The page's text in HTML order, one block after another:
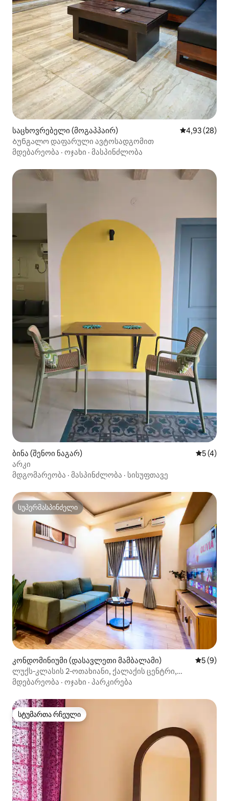
საცხოვრებელი (მოგაპპაირ) საშუალო
4,93 (28)
Ბუნგალო დაფარული ავტოსადგომით
მდებარეობა · ოჯახი · მასპინძლობა
ბინა (შენოი ნაგარ)
5 (4)
არკი
მდგომარეობა · მასპინძლობა · სისუფთავე
სუპერმასპინძელი
სუპერმასპინძელი
კონდომინიუმი (დასავლეთი მამბალამი) საშუალო
5 (9)
ლუქს‑კლასის 2‑ოთახიანი, ქალაქის ცენტრი,
ღირსშესანიშნაობებთან ახლოს, ახალი ბინა
მდებარეობა · ოჯახი · პარკირება
სტუმართა რჩეული
სტუმართა რჩეული